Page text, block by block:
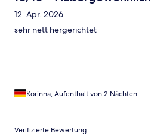
12. Apr. 2026
sehr nett hergerichtet
Korinna, Aufenthalt von 2 Nächten
Verifizierte Bewertung